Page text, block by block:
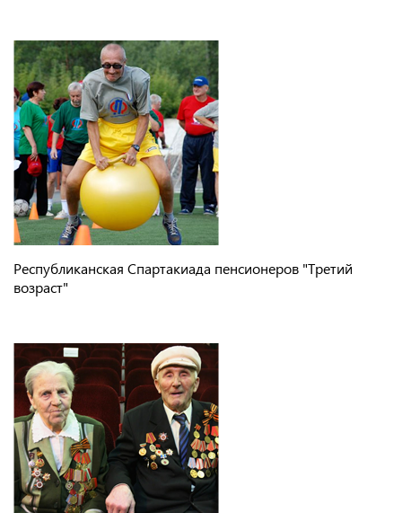
Республиканская Спартакиада пенсионеров "Третий
возраст"